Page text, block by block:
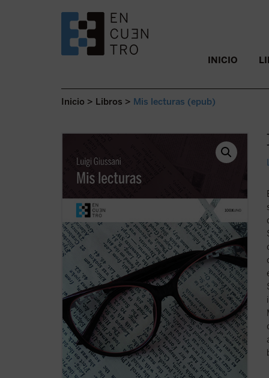
SALTAR AL CONTENIDO. INICIO
Inicio > Libros > Mis lecturas (epub)